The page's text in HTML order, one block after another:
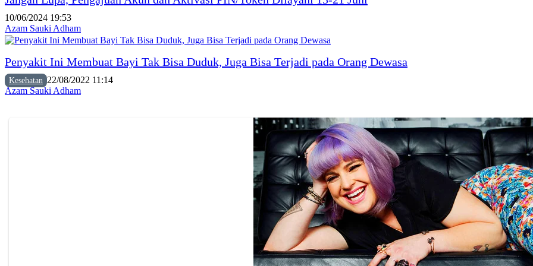
10/06/2024 19:53
Azam Sauki Adham
Penyakit Ini Membuat Bayi Tak Bisa Duduk, Juga Bisa Terjadi pada Orang Dewasa
Kesehatan 22/08/2022 11:14
Azam Sauki Adham